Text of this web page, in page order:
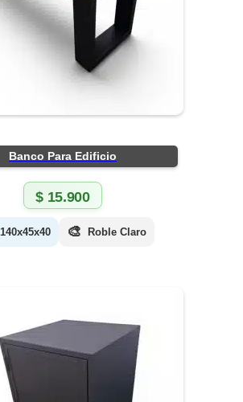
Banco Para Edificio
$15.900
140x45x40 🎨 Roble Claro